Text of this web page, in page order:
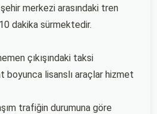
merkezi arasındaki tren
dakika sürmektedir.
çıkışındaki taksi
boyunca lisanslı araçlar hizmet
trafiğin durumuna göre